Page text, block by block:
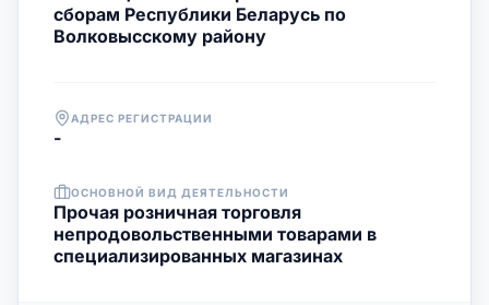
сборам Республики Беларусь по
Волковысскому району
АДРЕС РЕГИСТРАЦИИ
-
ОСНОВНОЙ ВИД ДЕЯТЕЛЬНОСТИ
Прочая розничная торговля
непродовольственными товарами в
специализированных магазинах